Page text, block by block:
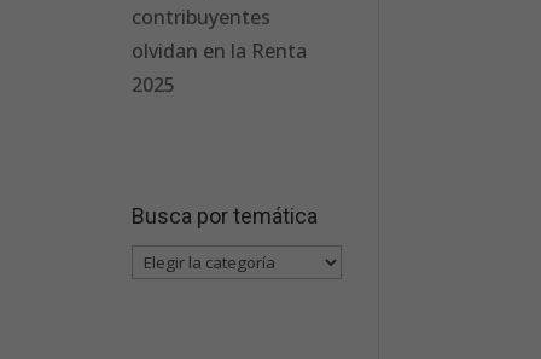
contribuyentes
olvidan en la Renta
2025
Busca por temática
Busca